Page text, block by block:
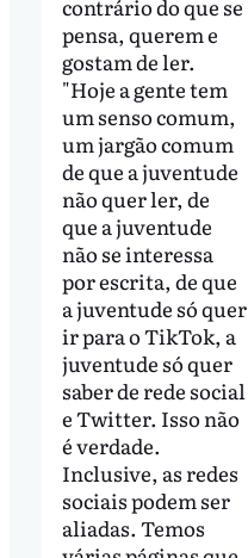
contrário do que se
pensa, querem e
gostam de ler.
"Hoje a gente tem
um senso comum,
um jargão comum
de que a juventude
não quer ler, de
que a juventude
não se interessa
por escrita, de que
a juventude só quer
ir para o TikTok, a
juventude só quer
saber de rede social
e Twitter. Isso não
é verdade.
Inclusive, as redes
sociais podem ser
aliadas. Temos